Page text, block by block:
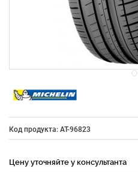
Код продукта: AT-96823
Цену уточняйте у консультанта